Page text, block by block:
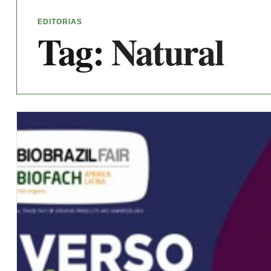
EDITORIAS
Tag:Natural